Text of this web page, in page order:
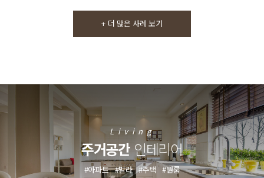
+ 더 많은 사례 보기
Living
주거공간인테리어
#아파트 #빌라 #주택 #원룸